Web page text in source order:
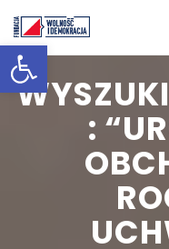
Otwórz pasek narzędzi
: